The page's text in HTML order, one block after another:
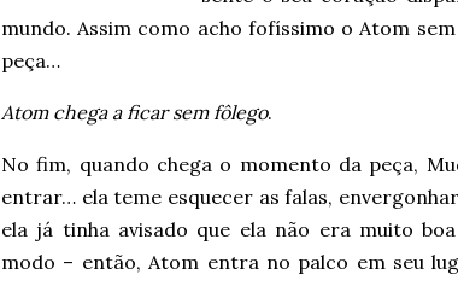
mundo. Assim como acho fofíssimo o Atom
peça…
Atom chega a ficar sem fôlego.
No fim, quando chega o momento da peça,
entrar… ela teme esquecer as falas,
ela já tinha avisado que ela não era muito
modo – então, Atom entra no palco em seu